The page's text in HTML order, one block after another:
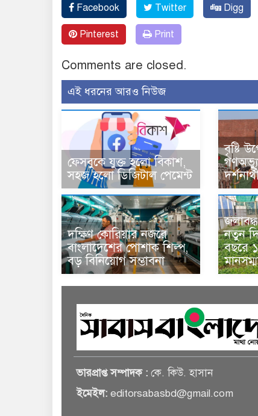
Facebook Twitter Digg
Pinterest Print
Comments are closed.
এই ধরনের আরও নিউজ
ফেসবুকে যুক্ত হলো বিকাশ,
সহজ হলো ডিজিটাল পেমেন্ট
বৃষ্টি
দক্ষিণ কোরিয়ার নজরে
বাংলাদেশের পোশাক শিল্প,
বড় বিনিয়োগ সম্ভাবনা
নতুন
বছরে
ভারপ্রাপ্ত সম্পাদক : কে. কিউ. হাসান
ইমেইল: editorsabasbd@gmail.com